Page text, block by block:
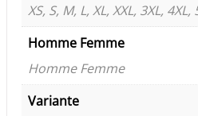
XS, S, M, L, XL, XXL, 3XL, 4XL,
Homme Femme
Homme Femme
Variante